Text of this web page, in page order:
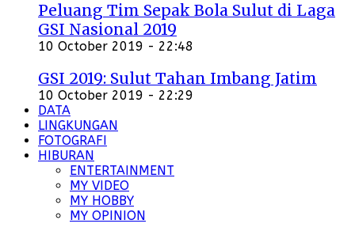
Peluang Tim Sepak Bola Sulut di Laga
GSI Nasional 2019
10 October 2019 - 22:48
GSI 2019: Sulut Tahan Imbang Jatim
10 October 2019 - 22:29
DATA
LINGKUNGAN
FOTOGRAFI
HIBURAN
ENTERTAINMENT
MY VIDEO
MY HOBBY
MY OPINION